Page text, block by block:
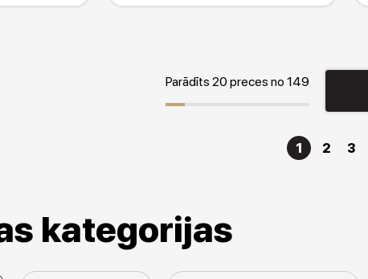
Parādīts 20 preces no 149
1 2 3
kategorijas